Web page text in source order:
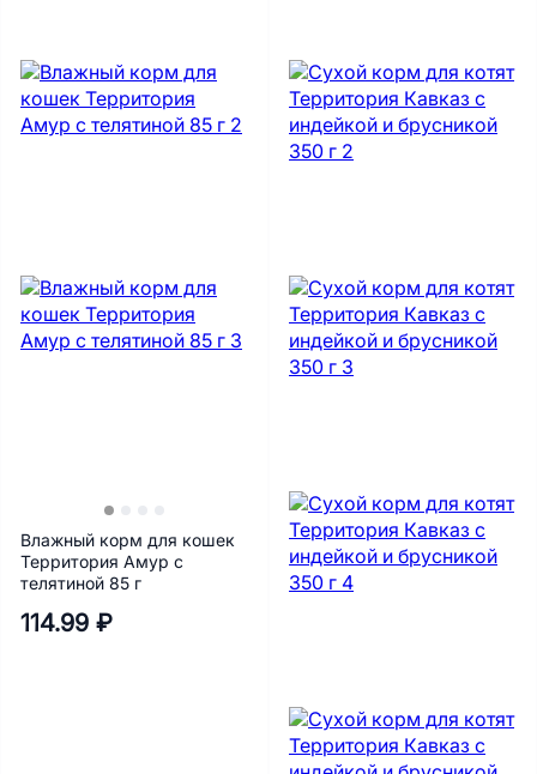
Влажный корм для кошек
Территория Амур с
телятиной 85 г
114.99 ₽